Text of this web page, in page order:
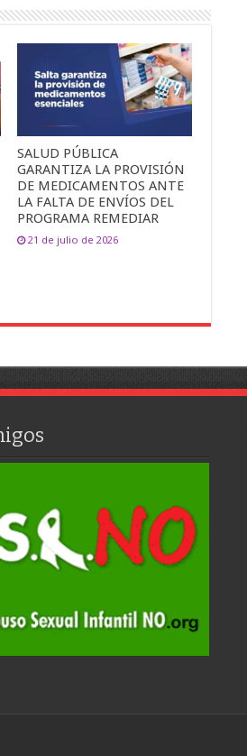
SALUD PÚBLICA
GARANTIZA LA PROVISIÓN
DE MEDICAMENTOS ANTE
LA FALTA DE ENVÍOS DEL
PROGRAMA REMEDIAR
21 de julio de 2026